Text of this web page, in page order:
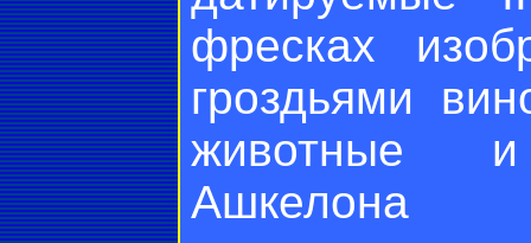
фресках
гроздьями
животные